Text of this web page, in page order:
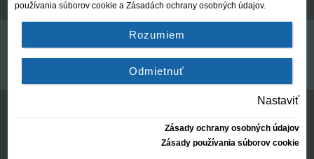
Kontakt
Všeobecné podmienky
© Centrálna nezisková spoločnosť | since 2012
používania súborov cookie a Zásadách ochrany osobných údajov.
Rozumiem
Odmietnuť
Nastaviť
Zásady ochrany osobných údajov
Zásady používania súborov cookie